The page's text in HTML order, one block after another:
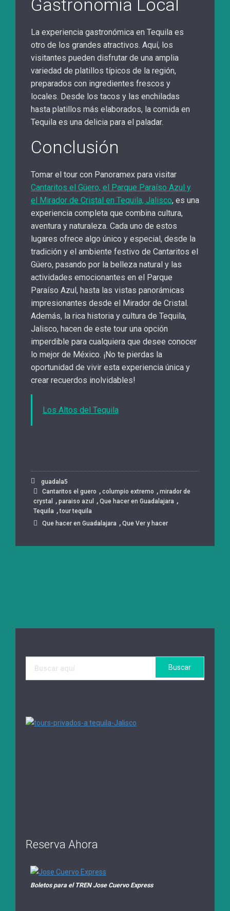
Gastronomía Local
La experiencia gastronómica en Tequila es
otro de los grandes atractivos. Aquí, los
visitantes pueden disfrutar de una amplia
variedad de platillos típicos de la región,
preparados con ingredientes frescos y
locales. Desde los tacos y las enchiladas
hasta platillos más elaborados, la comida en
Tequila es una delicia para el paladar.
Conclusión
Tomar el tour con Panoramex para visitar
Cantaritos el Güero, el Parque Paraíso Azul y
el Mirador de Cristal en Tequila, Jalisco, es una
experiencia completa que combina cultura,
aventura y naturaleza. Cada uno de estos
lugares ofrece algo único y especial, desde la
tradición y el ambiente festivo de Cantaritos el
Güero, pasando por la belleza natural y las
actividades emocionantes en el Parque
Paraíso Azul, hasta las vistas panorámicas
impresionantes desde el Mirador de Cristal.
Además, la rica historia y cultura de Tequila,
Jalisco, hacen de este tour una opción
imperdible para cualquiera que desee conocer
lo mejor de México. ¡No te pierdas la
oportunidad de vivir esta experiencia única y
crear recuerdos inolvidables!
Los Altos del Tequila
guadala5
Cantaritos el guero , columpio extremo , mirador de
crystal
, paraiso azul , Que hacer en Guadalajara ,
Tequila ,tour tequila
Que hacer en Guadalajara , Que Ver y hacer
Reserva Ahora
Boletos para el TREN Jose Cuervo Express